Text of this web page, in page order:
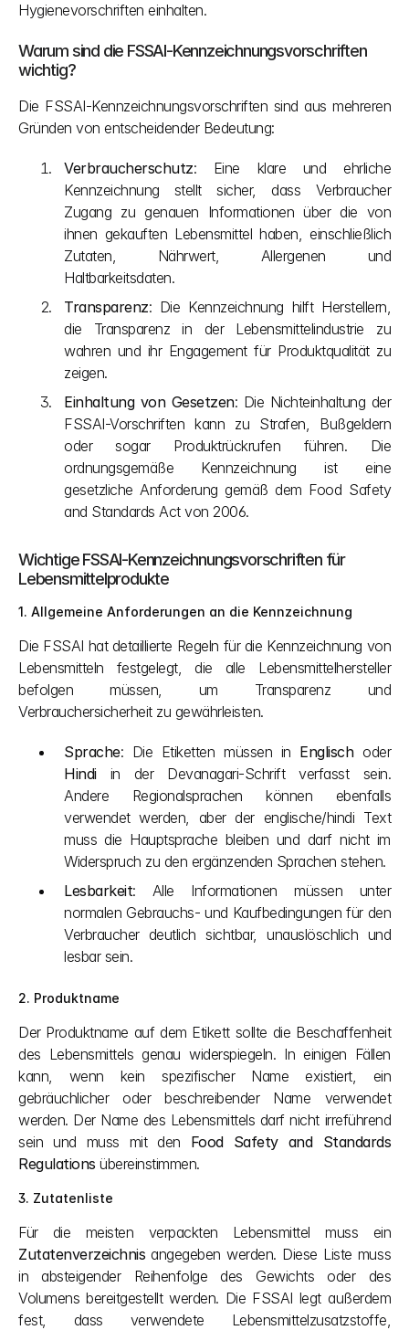
Hygienevorschriften einhalten.
Warum sind die FSSAI-Kennzeichnungsvorschriften
wichtig?
Die FSSAI-Kennzeichnungsvorschriften sind aus mehreren
Gründen von entscheidender Bedeutung:
Verbraucherschutz: Eine klare und ehrliche
Kennzeichnung stellt sicher, dass Verbraucher
Zugang zu genauen Informationen über die von
ihnen gekauften Lebensmittel haben, einschließlich
Zutaten, Nährwert, Allergenen und
Haltbarkeitsdaten.
Transparenz: Die Kennzeichnung hilft Herstellern,
die Transparenz in der Lebensmittelindustrie zu
wahren und ihr Engagement für Produktqualität zu
zeigen.
Einhaltung von Gesetzen: Die Nichteinhaltung der
FSSAI-Vorschriften kann zu Strafen, Bußgeldern
oder sogar Produktrückrufen führen. Die
ordnungsgemäße Kennzeichnung ist eine
gesetzliche Anforderung gemäß dem Food Safety
and Standards Act von 2006.
Wichtige FSSAI-Kennzeichnungsvorschriften für
Lebensmittelprodukte
1. Allgemeine Anforderungen an die Kennzeichnung
Die FSSAI hat detaillierte Regeln für die Kennzeichnung von
Lebensmitteln festgelegt, die alle Lebensmittelhersteller
befolgen müssen, um Transparenz und
Verbrauchersicherheit zu gewährleisten.
Sprache: Die Etiketten müssen in Englisch
oder
Hindi in der Devanagari-Schrift verfasst sein.
Andere Regionalsprachen können ebenfalls
verwendet werden, aber der englische/hindi Text
muss die Hauptsprache bleiben und darf nicht im
Widerspruch zu den ergänzenden Sprachen stehen.
Lesbarkeit: Alle Informationen müssen unter
normalen Gebrauchs- und Kaufbedingungen für den
Verbraucher deutlich sichtbar, unauslöschlich und
lesbar sein.
2. Produktname
Der Produktname auf dem Etikett sollte die Beschaffenheit
des Lebensmittels genau widerspiegeln. In einigen Fällen
kann, wenn kein spezifischer Name existiert, ein
gebräuchlicher oder beschreibender Name verwendet
werden. Der Name des Lebensmittels darf nicht irreführend
sein und muss mit den Food Safety and Standards
Regulations übereinstimmen.
3. Zutatenliste
Zutatenverzeichnis angegeben werden. Diese Liste muss
in absteigender Reihenfolge des Gewichts oder des
Volumens bereitgestellt werden. Die FSSAI legt außerdem
fest, dass verwendete Lebensmittelzusatzstoffe,